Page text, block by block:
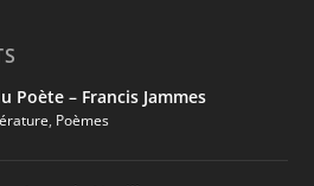
Poète – Francis Jammes
, Poèmes